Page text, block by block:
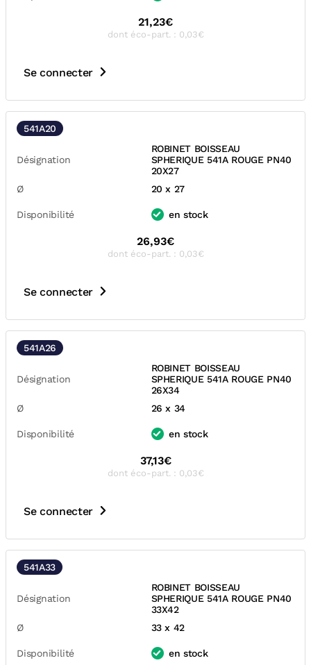
21,23€
dont éco-part. : 0,03€
Se connecter
541A20
Désignation
ROBINET BOISSEAU
SPHERIQUE 541A ROUGE PN40
20X27
Ø
20 x 27
Disponibilité en stock
26,93€
dont éco-part. : 0,03€
Se connecter
541A26
Désignation
ROBINET BOISSEAU
SPHERIQUE 541A ROUGE PN40
26X34
Ø
26 x 34
Disponibilité en stock
37,13€
dont éco-part. : 0,03€
Se connecter
541A33
Désignation
ROBINET BOISSEAU
SPHERIQUE 541A ROUGE PN40
33X42
Ø
33 x 42
Disponibilité en stock